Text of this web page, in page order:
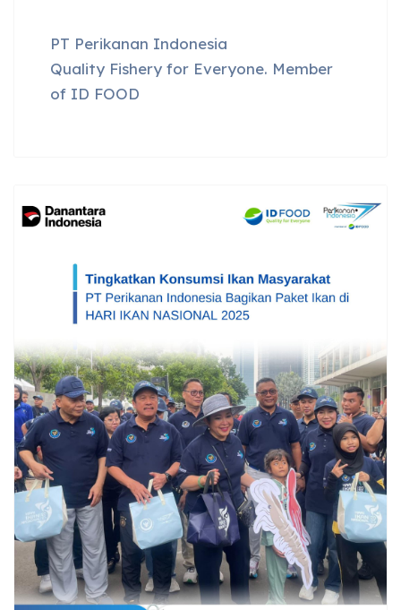
PT Perikanan Indonesia
Quality Fishery for Everyone. Member
of ID FOOD